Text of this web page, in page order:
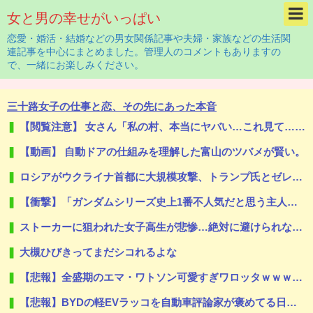
女と男の幸せがいっぱい
恋愛・婚活・結婚などの男女関係記事や夫婦・家族などの生活関
連記事を中心にまとめました。管理人のコメントもありますの
で、一緒にお楽しみください。
三十路女子の仕事と恋、その先にあった本音
【閲覧注意】 女さん「私の村、本当にヤバい…これ見て…」（衝撃動画）
【動画】 自動ドアの仕組みを理解した富山のツバメが賢い。
ロシアがウクライナ首都に大規模攻撃、トランプ氏とゼレンスキー氏の和平交渉前に
【衝撃】「ガンダムシリーズ史上1番不人気だと思う主人公」がこちらｗｗｗｗこの主人公は…悲惨すぎる…
ストーカーに狙われた女子高生が悲惨…絶対に避けられない中出しレ●プGIF画像
大槻ひびきってまだシコれるよな
【悲報】全盛期のエマ・ワトソン可愛すぎワロッタｗｗｗｗｗｗｗｗｗ
【悲報】BYDの軽EVラッコを自動車評論家が褒めてる日本、中国人からは馬鹿にされてる模様…